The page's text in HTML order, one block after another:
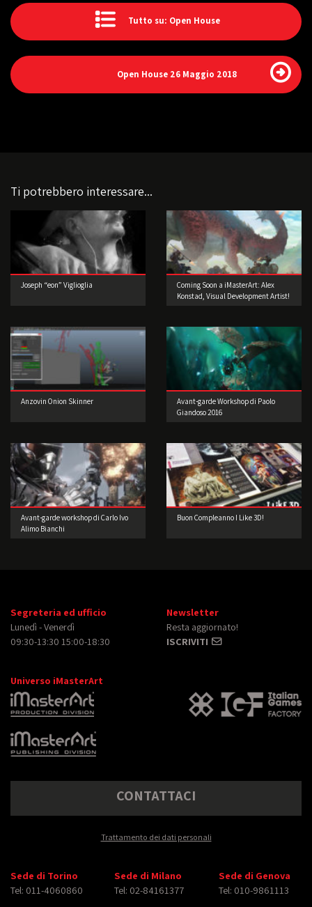
Tutto su: Open House
Open House 26 Maggio 2018
Ti potrebbero interessare...
Joseph “eon” Viglioglia
Coming Soon a iMasterArt: Alex
Konstad, Visual Development Artist!
Anzovin Onion Skinner
Avant-garde Workshop di Paolo
Giandoso 2016
Avant-garde workshop di Carlo Ivo
Alimo Bianchi
Buon Compleanno I Like 3D!
Segreteria ed ufficio
Lunedì - Venerdì
09:30-13:30 15:00-18:30
Newsletter
Resta aggiornato!
ISCRIVITI
Universo iMasterArt
CONTATTACI
Trattamento dei dati personali
Sede di Torino
Tel: 011-4060860
Sede di Milano
Tel: 02-84161377
Sede di Genova
Tel: 010-9861113